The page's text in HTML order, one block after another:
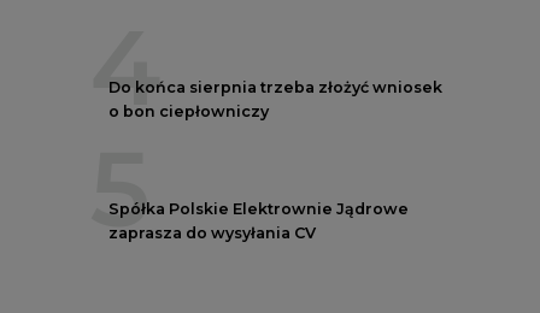
4
Do końca sierpnia trzeba złożyć wniosek
o bon ciepłowniczy
5
Spółka Polskie Elektrownie Jądrowe
zaprasza do wysyłania CV